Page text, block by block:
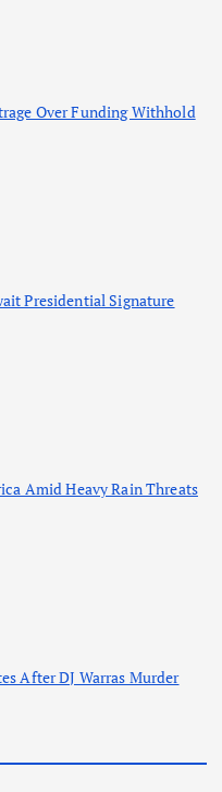
Over Funding Withhold
Presidential Signature
Amid Heavy Rain Threats
After DJ Warras Murder